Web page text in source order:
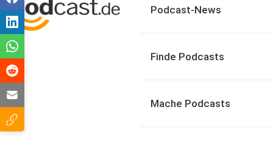
Podcast-News
Finde Podcasts
Mache Podcasts